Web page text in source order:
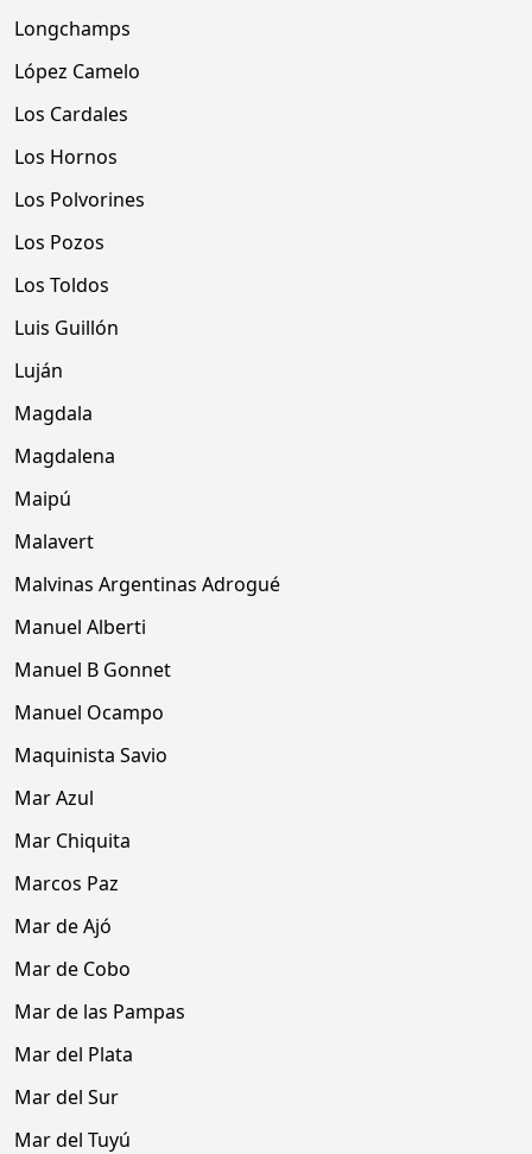
Longchamps
López Camelo
Los Cardales
Los Hornos
Los Polvorines
Los Pozos
Los Toldos
Luis Guillón
Luján
Magdala
Magdalena
Maipú
Malavert
Malvinas Argentinas Adrogué
Manuel Alberti
Manuel B Gonnet
Manuel Ocampo
Maquinista Savio
Mar Azul
Mar Chiquita
Marcos Paz
Mar de Ajó
Mar de Cobo
Mar de las Pampas
Mar del Plata
Mar del Sur
Mar del Tuyú